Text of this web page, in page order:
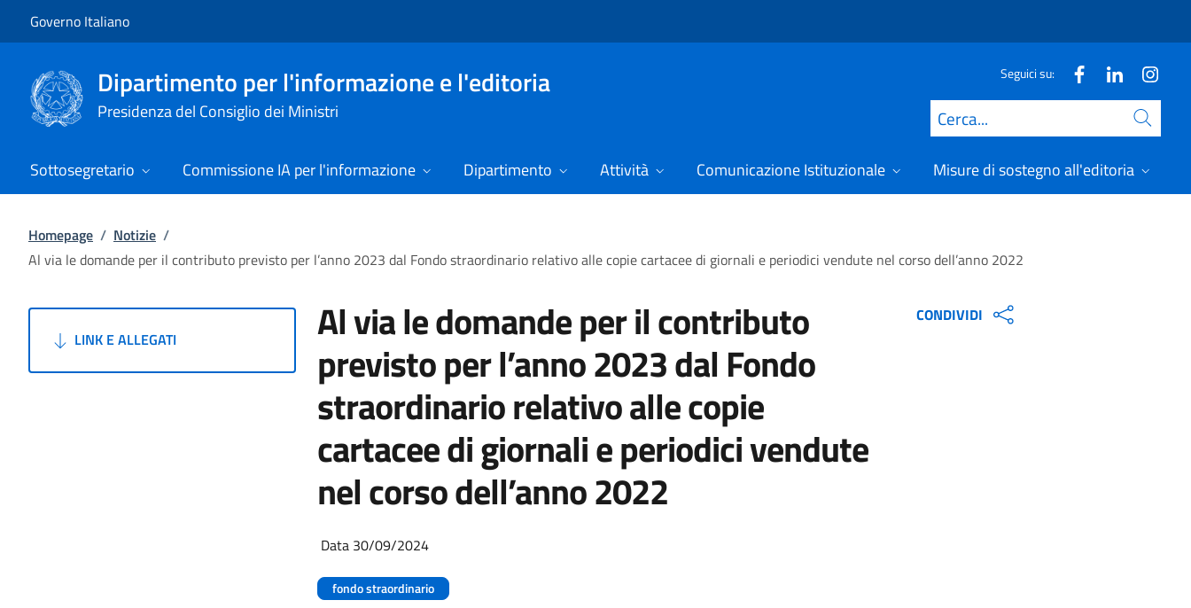
Governo Italiano
Dipartimento per l'informazione e l'editoria
Presidenza del Consiglio dei Ministri
Seguici su:
Cerca
Sottosegretario Commissione IA per l'informazione Dipartimento Attività Comunicazione Istituzionale Misure di sostegno all'editoria
Homepage / Notizie /
Al via le domande per il contributo previsto per l’anno 2023 dal Fondo straordinario relativo alle copie cartacee di giornali e periodici vendute nel corso dell’anno 2022
LINK E ALLEGATI Al via le domande per il contributo
previsto per l’anno 2023 dal Fondo
straordinario relativo alle copie
cartacee di giornali e periodici vendute
nel corso dell’anno 2022
Data 30/09/2024
fondo straordinario
CONDIVIDI